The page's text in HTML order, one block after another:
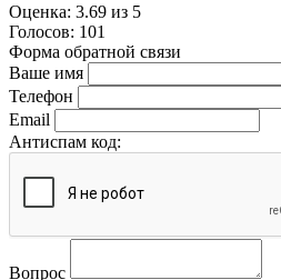
Оценка: 3.69 из 5
Голосов: 101
Форма обратной связи
Ваше имя
Телефон
Email
Антиспам код:
Вопрос